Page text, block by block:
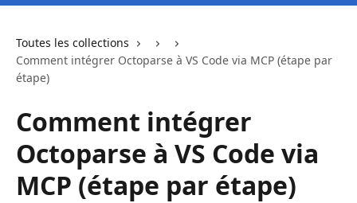
Toutes les collections
Comment intégrer Octoparse à VS Code via MCP (étape par
étape)
Comment intégrer
Octoparse à VS Code via
MCP (étape par étape)